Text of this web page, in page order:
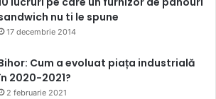
nu ti le spune
17 decembrie 2014
Cum a evoluat piața industrială
2020-2021?
2 februarie 2021